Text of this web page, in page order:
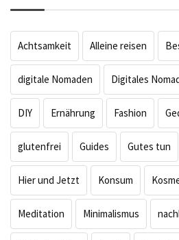
Achtsamkeit Alleine reisen
digitale Nomaden Digitales
DIY Ernährung Fashion
glutenfrei Guides Gutes tun
Hier und Jetzt Konsum
Meditation Minimalismus